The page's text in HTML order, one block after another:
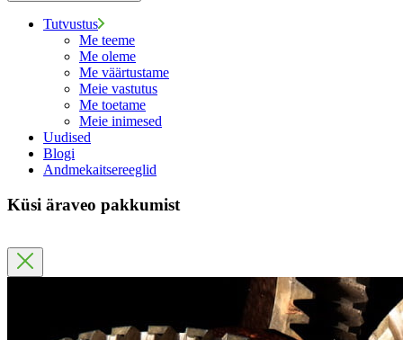
Tutvustus
Me teeme
Me oleme
Me väärtustame
Meie vastutus
Me toetame
Meie inimesed
Uudised
Blogi
Andmekaitsereeglid
Küsi äraveo pakkumist